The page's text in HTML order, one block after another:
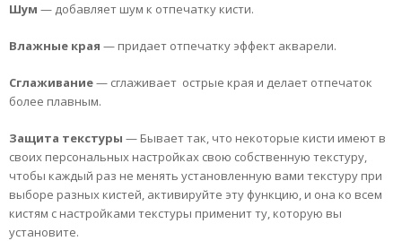
Шум — добавляет шум к отпечатку кисти.
Влажные края — придает отпечатку эффект акварели.
Сглаживание— сглаживает острые края и делает отпечаток
более плавным.
Защита текстуры — Бывает так, что некоторые кисти имеют в
своих персональных настройках свою собственную текстуру,
чтобы каждый раз не менять установленную вами текстуру при
выборе разных кистей, активируйте эту функцию, и она ко всем
кистям с настройками текстуры применит ту, которую вы
установите.